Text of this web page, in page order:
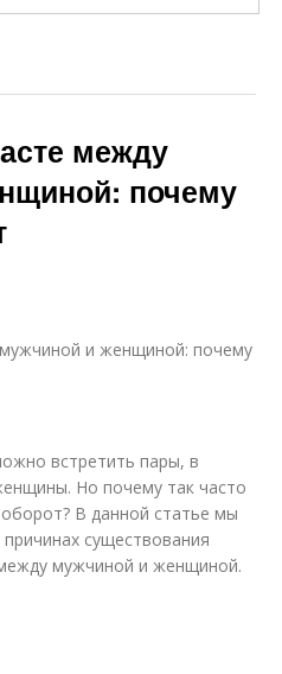
между
почему
и женщиной: почему
встретить пары, в
Но почему так часто
В данной статье мы
существования
мужчиной и женщиной.